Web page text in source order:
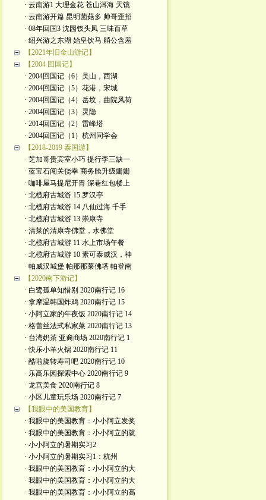
· 云南游1 大理金花 苍山洱海 天镜
· 云南游开篇 昆明菌菇多 帅哥歪招
· 08年回国3 沈园钗头凤 三味百草
· 绍兴游之东湖 始皇饮马 艄公含羞
【2021年旧金山游记】
【2004 回国记】
· 2004回国记（6）吴山，西湖
· 2004回国记（5）花港，宋城
· 2004回国记（4）岳坟，曲院风荷
· 2004回国记（3）灵隐
· 2014回国记（2）雷峰塔
· 2004回国记（1）杭州同学会
【2018-2019 泰国游】
· 芝加哥贵宾室小巧 提行李三缺一
· 蓝宝石闯关侥幸 商务舱升级姗姗
· 咖啡屋马提尼开胃 深巷红包楼上
· 北榄府古城游 15 罗汉亭
· 北榄府古城游 14 八仙过海 千手
· 北榄府古城游 13 崇康寺
· 清莱的清康寺佛堂，水佛堂
· 北榄府古城游 11 水上市场午餐
· 北榄府古城游 10 素可泰威汉，神
· 帕威汉城堡 帕那那莱佛塔 帕登南
【2020南下游记】
· 白鹭孤单知惜别 2020南行记 16
· 拿摩温韩国炸鸡 2020南行记 15
· 小阿立家的年夜饭 2020南行记 14
· 格蕾丝法式私家菜 2020南行记 13
· 台湾奶茶 亚裔商场 2020南行记 1
· 快乐小羊火锅 2020南行记 11
· 酷啦旋转寿司吧 2020南行记 10
· 乐高乐园探索中心 2020南行记 9
· 龙宫美食 2020南行记 8
· 小区儿童玩乐场 2020南行记 7
【我眼中的美国教育】
· 我眼中的美国教育：小小阿立发奖
· 我眼中的美国教育：小小阿立的就
· 小小阿立的暑期实习2
· 小小阿立的暑期实习1：杭州
· 我眼中的美国教育：小小阿立的大
· 我眼中的美国教育：小小阿立的大
· 我眼中的美国教育：小小阿立的高